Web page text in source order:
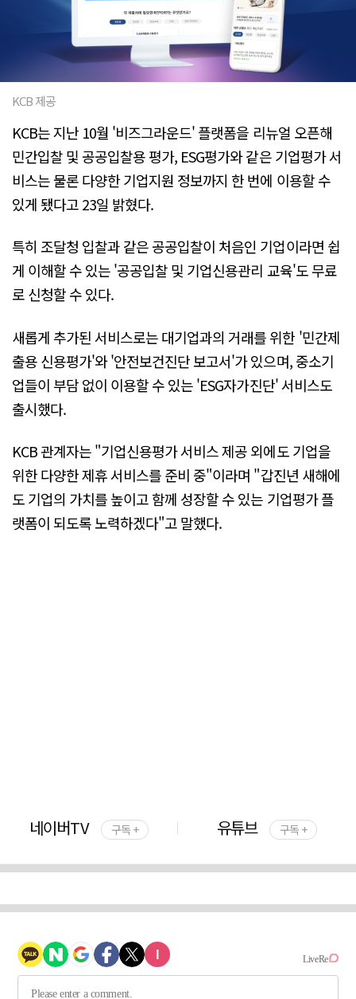
KCB 제공
KCB는 지난 10월 '비즈그라운드' 플랫폼을 리뉴얼 오픈해
민간입찰 및 공공입찰용 평가, ESG평가와 같은 기업평가 서
비스는 물론 다양한 기업지원 정보까지 한 번에 이용할 수
있게 됐다고 23일 밝혔다.
특히 조달청 입찰과 같은 공공입찰이 처음인 기업이라면 쉽
게 이해할 수 있는 '공공입찰 및 기업신용관리 교육'도 무료
로 신청할 수 있다.
새롭게 추가된 서비스로는 대기업과의 거래를 위한 '민간제
출용 신용평가'와 '안전보건진단 보고서'가 있으며, 중소기
업들이 부담 없이 이용할 수 있는 'ESG자가진단' 서비스도
출시했다.
KCB 관계자는 "기업신용평가 서비스 제공 외에도 기업을
위한 다양한 제휴 서비스를 준비 중"이라며 "갑진년 새해에
도 기업의 가치를 높이고 함께 성장할 수 있는 기업평가 플
랫폼이 되도록 노력하겠다"고 말했다.
네이버TV 구독 + 유튜브 구독 +